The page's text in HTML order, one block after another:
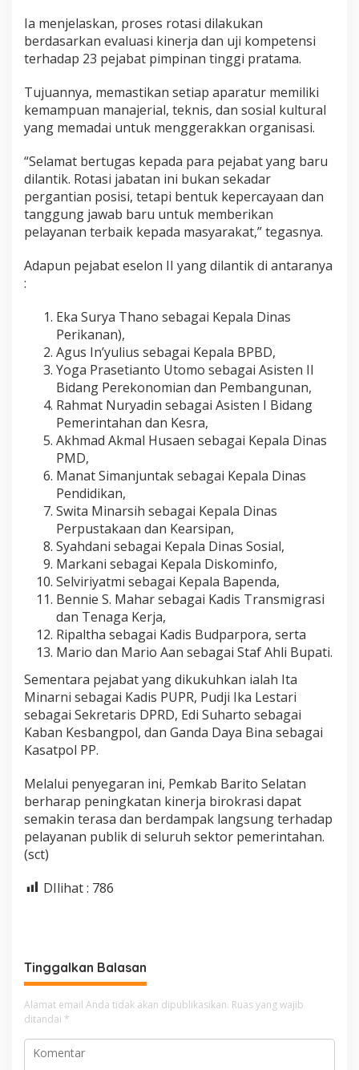
Ia menjelaskan, proses rotasi dilakukan
berdasarkan evaluasi kinerja dan uji kompetensi
terhadap 23 pejabat pimpinan tinggi pratama.
Tujuannya, memastikan setiap aparatur memiliki
kemampuan manajerial, teknis, dan sosial kultural
yang memadai untuk menggerakkan organisasi.
“Selamat bertugas kepada para pejabat yang baru
dilantik. Rotasi jabatan ini bukan sekadar
pergantian posisi, tetapi bentuk kepercayaan dan
tanggung jawab baru untuk memberikan
pelayanan terbaik kepada masyarakat,” tegasnya.
Adapun pejabat eselon II yang dilantik di antaranya
:
Eka Surya Thano sebagai Kepala Dinas
Perikanan),
Agus In’yulius sebagai Kepala BPBD,
Yoga Prasetianto Utomo sebagai Asisten II
Bidang Perekonomian dan Pembangunan,
Rahmat Nuryadin sebagai Asisten I Bidang
Pemerintahan dan Kesra,
Akhmad Akmal Husaen sebagai Kepala Dinas
PMD,
Manat Simanjuntak sebagai Kepala Dinas
Pendidikan,
Swita Minarsih sebagai Kepala Dinas
Perpustakaan dan Kearsipan,
Syahdani sebagai Kepala Dinas Sosial,
Markani sebagai Kepala Diskominfo,
Selviriyatmi sebagai Kepala Bapenda,
Bennie S. Mahar sebagai Kadis Transmigrasi
dan Tenaga Kerja,
Ripaltha sebagai Kadis Budparpora, serta
Mario dan Mario Aan sebagai Staf Ahli Bupati.
Sementara pejabat yang dikukuhkan ialah Ita
Minarni sebagai Kadis PUPR, Pudji Ika Lestari
sebagai Sekretaris DPRD, Edi Suharto sebagai
Kaban Kesbangpol, dan Ganda Daya Bina sebagai
Kasatpol PP.
Melalui penyegaran ini, Pemkab Barito Selatan
berharap peningkatan kinerja birokrasi dapat
semakin terasa dan berdampak langsung terhadap
pelayanan publik di seluruh sektor pemerintahan.
(sct)
DIlihat : 786
Tinggalkan Balasan
Alamat email Anda tidak akan dipublikasikan. Ruas yang wajib
ditandai *